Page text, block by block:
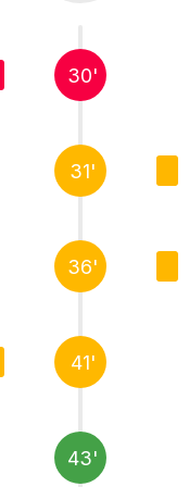
30'
31'
36'
41'
43'